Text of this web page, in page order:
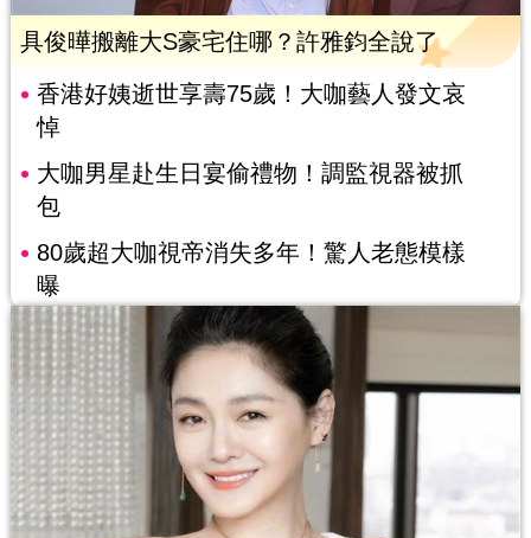
具俊曄搬離大S豪宅住哪？許雅鈞全說了
香港好姨逝世享壽75歲！大咖藝人發文哀
悼
大咖男星赴生日宴偷禮物！調監視器被抓
包
80歲超大咖視帝消失多年！驚人老態模樣
曝